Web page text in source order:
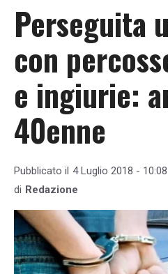
Perseguita
con
e ingiurie:
40enne
Pubblicato il 4 Luglio 2018 - 10:08
di Redazione